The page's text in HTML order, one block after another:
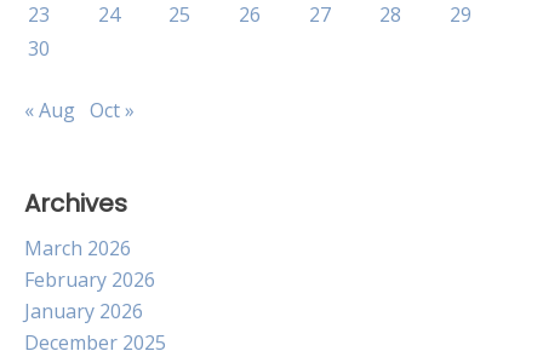
23
24 25 26 27 28
29
30
« Aug Oct »
Archives
March 2026
February 2026
January 2026
December 2025